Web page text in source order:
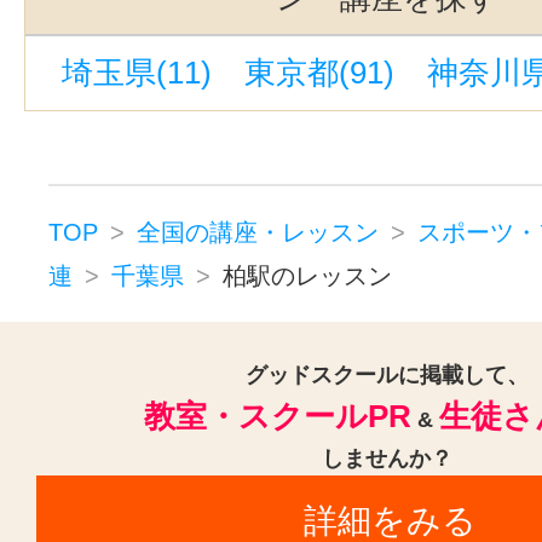
埼玉県(11) 東京都(91) 神奈川
TOP 全国の講座・レッスン
スポーツ
連
千葉県 柏駅のレッスン
グッドスクールに掲載して、
教室・スクールPR & 生徒
しませんか？
詳細をみる